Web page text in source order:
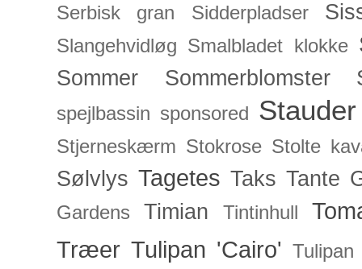
Serbisk gran Sidderpladser
Slangehvidløg Smalbladet klokke
Sommer Sommerblomster
spejlbassin sponsored Stauder
Stjerneskærm Stokrose Stolte
Sølvlys Tagetes Taks Tante
Gardens Timian Tintinhull
Træer Tulipan 'Cairo'